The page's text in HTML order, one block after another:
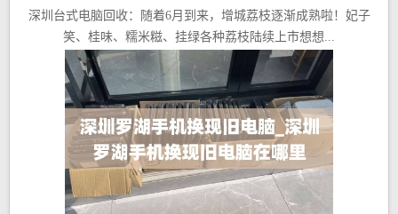
深圳台式电脑回收：随着6月到来，增城荔枝逐渐成熟啦！妃子
笑、桂味、糯米糍、挂绿各种荔枝陆续上市想想...